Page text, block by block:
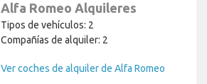
Alfa Romeo Alquileres
Tipos de vehículos: 2
Compañías de alquiler: 2
Ver coches de alquiler de Alfa Romeo